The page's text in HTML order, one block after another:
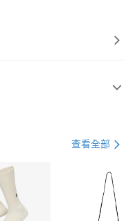
21家銀行
一商業銀行
查看全部